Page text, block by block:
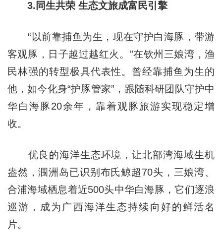
3.同生共荣 生态文旅成富民引擎
“以前靠捕鱼为生，现在守护白海豚，带游
客观豚，日子越过越红火。”在钦州三娘湾，渔
民林强的转型极具代表性。曾经靠捕鱼为生的
他，如今化身“护豚管家”，跟随科研团队守护中
华白海豚20余年，靠着观豚旅游实现稳定增
收。
优良的海洋生态环境，让北部湾海域生机
盎然，涠洲岛已识别布氏鲸超70头，三娘湾、
合浦海域栖息着近500头中华白海豚，它们逐浪
巡游，成为广西海洋生态持续向好的鲜活名
片。